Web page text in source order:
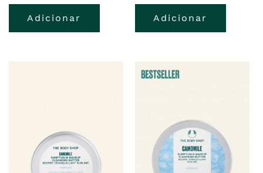
Adicionar Adicionar